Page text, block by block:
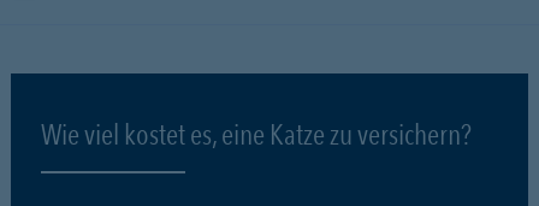
Wie viel kostet es, eine Katze zu versichern?